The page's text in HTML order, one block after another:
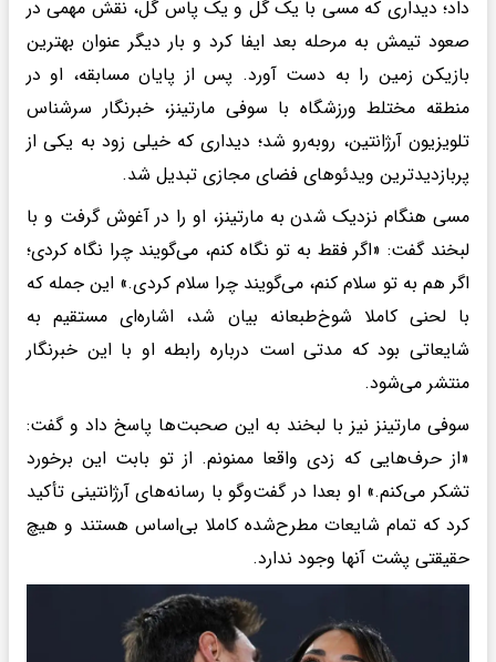
داد؛ دیداری که مسی با یک گل و یک پاس گل، نقش مهمی در
صعود تیمش به مرحله بعد ایفا کرد و بار دیگر عنوان بهترین
بازیکن زمین را به دست آورد. پس از پایان مسابقه، او در
منطقه مختلط ورزشگاه با سوفی مارتینز، خبرنگار سرشناس
تلویزیون آرژانتین، روبه‌رو شد؛ دیداری که خیلی زود به یکی از
پربازدیدترین ویدئوهای فضای مجازی تبدیل شد.
مسی هنگام نزدیک شدن به مارتینز، او را در آغوش گرفت و با
لبخند گفت: «اگر فقط به تو نگاه کنم، می‌گویند چرا نگاه کردی؛
اگر هم به تو سلام کنم، می‌گویند چرا سلام کردی.» این جمله که
با لحنی کاملا شوخ‌طبعانه بیان شد، اشاره‌ای مستقیم به
شایعاتی بود که مدتی است درباره رابطه او با این خبرنگار
منتشر می‌شود.
سوفی مارتینز نیز با لبخند به این صحبت‌ها پاسخ داد و گفت:
«از حرف‌هایی که زدی واقعا ممنونم. از تو بابت این برخورد
تشکر می‌کنم.» او بعدا در گفت‌وگو با رسانه‌های آرژانتینی تأکید
کرد که تمام شایعات مطرح‌شده کاملا بی‌اساس هستند و هیچ
حقیقتی پشت آنها وجود ندارد.